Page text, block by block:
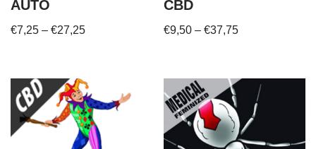
AUTO
€7,25 – €27,25
CBD
€9,50 –€37,75